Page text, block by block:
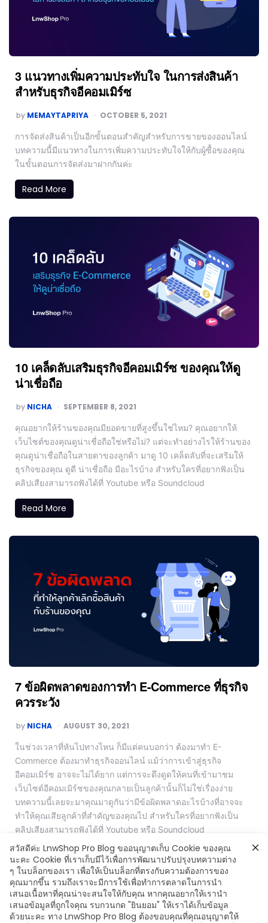
3 แนวทางเพิ่มความประทับใจ ในการส่งสินค้า
สำหรับธุรกิจอีคอมเมิร์ซ
by MEMAYTAPRIYA OCTOBER 5, 2021
การจัดส่งสินค้าเป็นอีกขั้นตอนสำคัญสำหรับการขายของออนไลน์
บทความนี้มีแนวทางในการเพิ่มความประทับใจให้กับผู้ซื้อของคุณ
ในขั้นตอนการจัดส่งมาฝากกันค่ะ
Read More
10 เคล็ดลับเสริมธุรกิจอีคอมเมิร์ซ ของคุณให้ดู
น่าเชื่อถือ
by NICHA SEPTEMBER 8, 2021
คุณอยากให้ร้านของคุณมียอดขายที่สูงขึ้นใช่ไหม? คุณอยากให้
เว็บไซต์ของคุณดูน่าเชื่อถือใช่หรือไม่? แต่จะทำอย่างไรให้ร้านของ
คุณดูน่าเชื่อถือในสายตาของลูกค้า มาดู 10 เคล็ดลับที่จะเสริมให้
ธุรกิจของคุณ ดูดี น่าเชื่อถือ มีอะไรบ้าง สำหรับใครที่อยากฟังเป็น
คลิปเสียงสามารถฟังได้ที่ Youtube หรือ Soundcloud
Read More
7 ข้อผิดพลาดของการทำ E-Commerce ที่ธุรกิจ
ควรระวัง
by NICHA AUGUST 30, 2021
ในช่วงเวลาที่หันไปทางไหน ก็มีแต่คนบอกว่า ต้องมาทำ E-
Commerce ต้องมาทำธุรกิจออนไลน์ แม้ว่าการเข้าสู่ธุรกิจ
อีคอมเมิร์ซ อาจจะไม่ได้ยาก แต่การจะดึงดูดให้คนที่เข้ามาชม
เว็บไซต์อีคอมเมิร์ซของคุณกลายเป็นลูกค้านั้นก็ไม่ใช่เรื่องง่าย
บทความนี้เลยจะมาคุณมาดูกันว่ามีข้อผิดพลาดอะไรบ้างที่อาจจะ
ทำให้คุณเสียลูกค้าที่สำคัญของคุณไป สำหรับใครที่อยากฟังเป็น
คลิปเสียงสามารถฟังได้ที่ Youtube หรือ Soundcloud
Read More
สวัสดีค่ะ LnwShop Pro Blog ขออนุญาตเก็บ Cookie ของคุณ
นะคะ Cookie ที่เราเก็บมีไว้เพื่อการพัฒนาปรับปรุงบทความต่าง
ๆ ในบล็อกของเรา เพื่อให้เป็นบล็อกที่ตรงกับความต้องการของ
คุณมากขึ้น รวมถึงเราจะมีการใช้เพื่อทำการตลาดในการนำ
เสนอเนื้อหาที่คุณน่าจะสนใจให้กับคุณ หากคุณอยากให้เรานำ
เสนอข้อมูลที่ถูกใจคุณ รบกวนกด "ยินยอม" ให้เราได้เก็บข้อมูล
ด้วยนะคะ ทาง LnwShop Pro Blog ต้องขอบคุณที่คุณอนุญาตให้